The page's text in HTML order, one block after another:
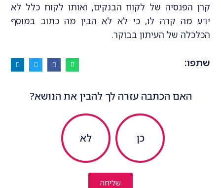
קרן הפנסיה של לקוח הבנקים, ואותו לקוח כלל לא
ידע מה קרה לו, כי לא לא הבין מה כתוב במוסף
הכלכלה של העיתון בבוקר.
שתפו:
האם הכתבה עזרה לך להבין את הנושא?
כן לא
שליחה